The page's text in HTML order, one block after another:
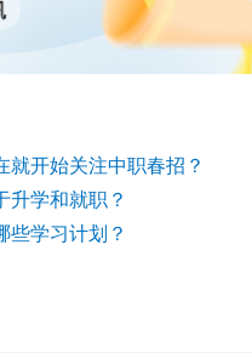
就开始关注中职春招？
升学和就职？
些学习计划？